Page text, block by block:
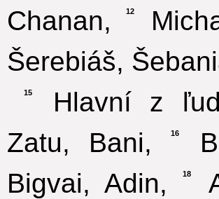
Chanan,
12
Šerebiáš,
15
Hlavní z
Zatu, Bani,
16
Bigvai, Adin,
18